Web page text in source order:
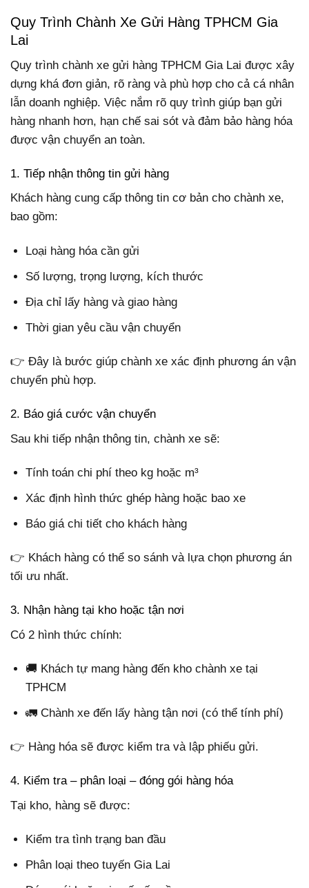
Quy Trình Chành Xe Gửi Hàng TPHCM Gia
Lai
Quy trình chành xe gửi hàng TPHCM Gia Lai được xây
dựng khá đơn giản, rõ ràng và phù hợp cho cả cá nhân
lẫn doanh nghiệp. Việc nắm rõ quy trình giúp bạn gửi
hàng nhanh hơn, hạn chế sai sót và đảm bảo hàng hóa
được vận chuyển an toàn.
1. Tiếp nhận thông tin gửi hàng
Khách hàng cung cấp thông tin cơ bản cho chành xe,
bao gồm:
Loại hàng hóa cần gửi
Số lượng, trọng lượng, kích thước
Địa chỉ lấy hàng và giao hàng
Thời gian yêu cầu vận chuyển
👉 Đây là bước giúp chành xe xác định phương án vận
chuyển phù hợp.
2. Báo giá cước vận chuyển
Sau khi tiếp nhận thông tin, chành xe sẽ:
Tính toán chi phí theo kg hoặc m³
Xác định hình thức ghép hàng hoặc bao xe
Báo giá chi tiết cho khách hàng
👉 Khách hàng có thể so sánh và lựa chọn phương án
tối ưu nhất.
3. Nhận hàng tại kho hoặc tận nơi
Có 2 hình thức chính:
🚚 Khách tự mang hàng đến kho chành xe tại
TPHCM
🚛 Chành xe đến lấy hàng tận nơi (có thể tính phí)
👉 Hàng hóa sẽ được kiểm tra và lập phiếu gửi.
4. Kiểm tra – phân loại – đóng gói hàng hóa
Tại kho, hàng sẽ được:
Kiểm tra tình trạng ban đầu
Phân loại theo tuyến Gia Lai